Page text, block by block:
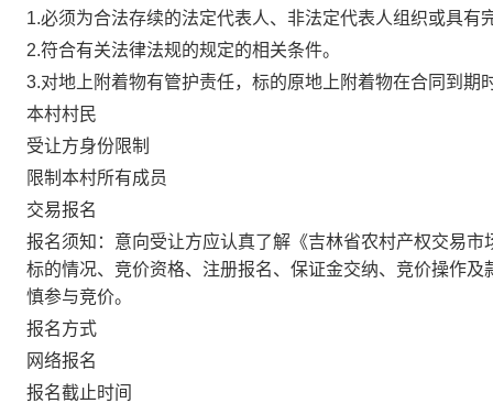
1.必须为合法存续的法定代表人、非法定代表人组织或具有
2.符合有关法律法规的规定的相关条件。
3.对地上附着物有管护责任，标的原地上附着物在合同到期
本村村民
受让方身份限制
限制本村所有成员
交易报名
报名须知：意向受让方应认真了解《吉林省农村产权交易
标的情况、竞价资格、注册报名、保证金交纳、竞价操作
慎参与竞价。
报名方式
网络报名
报名截止时间